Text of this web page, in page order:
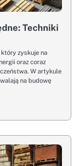
Techniki
zyskuje na
oraz coraz
W artykule
na budowę